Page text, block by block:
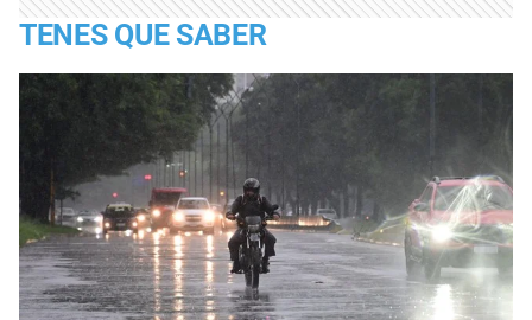
TENES QUE SABER